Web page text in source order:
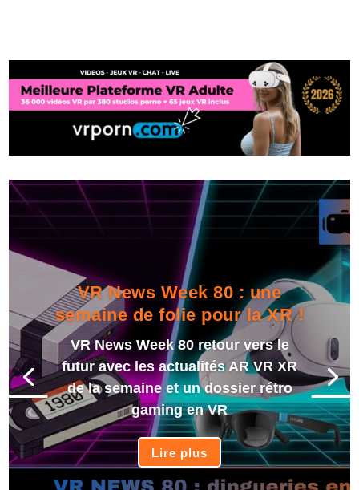
VR News Week 80 : une
semaine de folie pour la XR !
VR News Week 80 retour vers le
futur avec les actualités AR VR XR
de la semaine et un dossier rétro
gaming en VR
Lire plus